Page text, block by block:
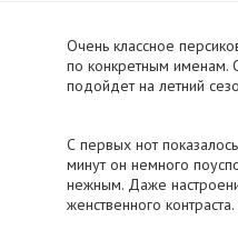
Очень классное
по конкретным именам.
подойдет на летний
С первых нот
минут он немного
нежным. Даже
женственного